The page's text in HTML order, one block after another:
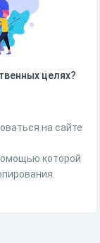
целях?
на сайте
которой